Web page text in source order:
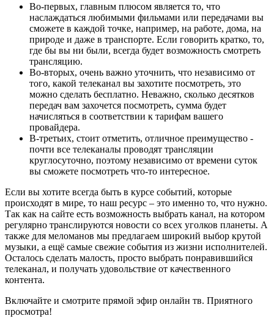
Во-первых, главным плюсом является то, что
наслаждаться любимыми фильмами или передачами вы
сможете в каждой точке, например, на работе, дома, на
природе и даже в транспорте. Если говорить кратко, то,
где бы вы ни были, всегда будет возможность смотреть
трансляцию.
Во-вторых, очень важно уточнить, что независимо от
того, какой телеканал вы захотите посмотреть, это
можно сделать бесплатно. Неважно, сколько десятков
передач вам захочется посмотреть, сумма будет
начисляться в соответствии к тарифам вашего
провайдера.
В-третьих, стоит отметить, отличное преимущество -
почти все телеканалы проводят трансляции
круглосуточно, поэтому независимо от времени суток
вы сможете посмотреть что-то интересное.
Если вы хотите всегда быть в курсе событий, которые
происходят в мире, то наш ресурс – это именно то, что нужно.
Так как на сайте есть возможность выбрать канал, на котором
регулярно транслируются новости со всех уголков планеты. А
также для меломанов мы предлагаем широкий выбор крутой
музыки, а ещё самые свежие события из жизни исполнителей.
Осталось сделать малость, просто выбрать понравившийся
телеканал, и получать удовольствие от качественного
контента.
Включайте и смотрите прямой эфир онлайн тв. Приятного
просмотра!